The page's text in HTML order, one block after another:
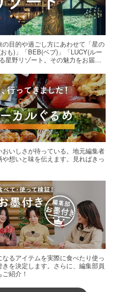
の目的や過ごし方にあわせて「星の
も)」「BEB(ベブ)」「LUCY(ルー
星野リゾート。その魅力をお届け
いしさが待っている。地元編集者
想いと味を伝えます。見ればきっ
るアイテムを実際に食べたり使っ
を決定します。さらに、編集部員
紹介！